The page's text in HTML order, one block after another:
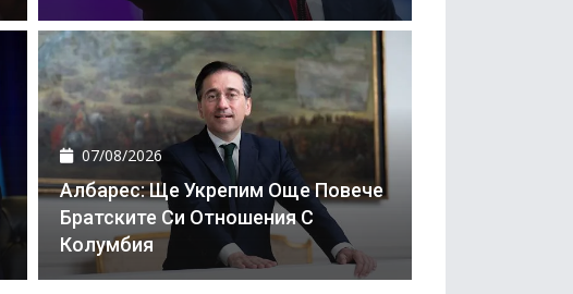
07/08/2026
Албарес: Ще Укрепим Още Повече
Братските Си Отношения С
Колумбия